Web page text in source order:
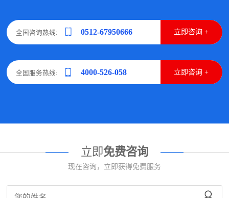
全国咨询热线: 0512-67950666 立即咨询 +
全国服务热线: 4000-526-058 立即咨询 +
立即免费咨询
现在咨询，立即获得免费服务